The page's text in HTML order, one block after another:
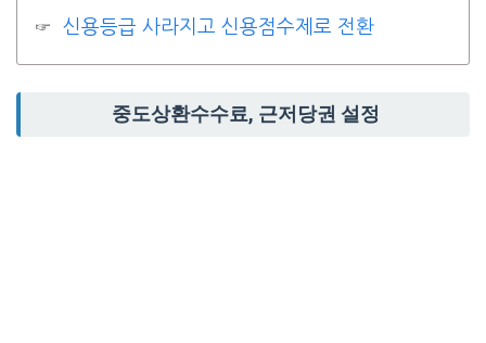
신용등급 사라지고 신용점수제로 전환
중도상환수수료, 근저당권 설정